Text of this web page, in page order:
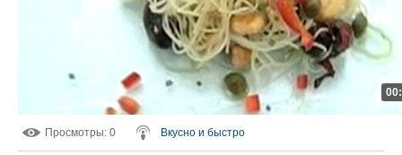
Просмотры: 0 Вкусно и быстро